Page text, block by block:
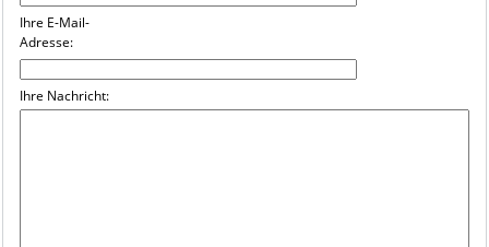
Ihre E-Mail-
Adresse:
Ihre Nachricht: